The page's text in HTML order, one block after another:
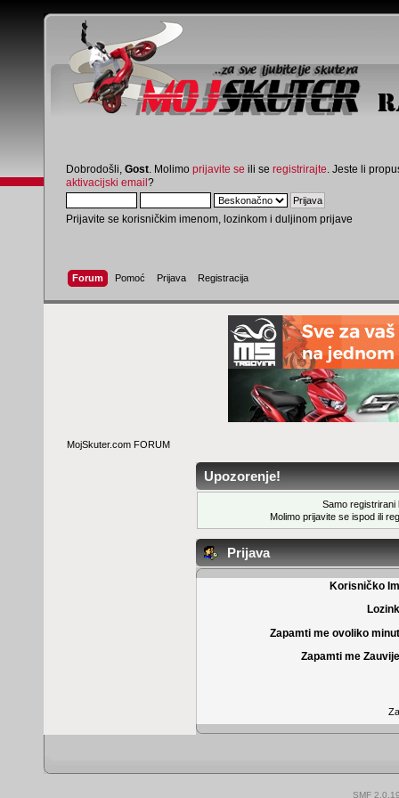
Dobrodošli, Gost . Molimo prijavite se ili se registrirajte . Jeste li
aktivacijski email?
Prijavite se korisničkim imenom, lozinkom i duljinom prijave
Forum Pomoć Prijava Registracija
MojSkuter.com FORUM
Upozorenje!
Samo registrirani
Molimo prijavite se ispod ili
Prijava
Korisničko
Zapamti me ovoliko
Zapamti me
SMF